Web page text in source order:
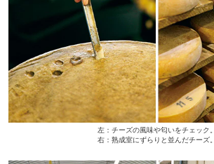
左：チーズの風味や匂いをチェック。
右：熟成室にずらりと並んだチーズ。